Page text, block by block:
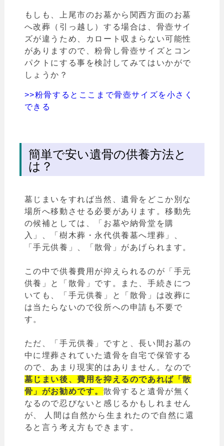
もしも、 上尾市のお墓から関西方面のお墓
へ改葬（引っ越し）する場合は、骨壺サイ
ズが違うため、カロート収まらない可能性
がありますので、粉骨し骨壺サイズとコン
パクトにする事を検討してみてはいかがで
しょうか？
>>粉骨するとここまで骨壺サイズを小さく
できる
簡単で安い遺骨の供養方法と
は？
墓じまいをすれば当然、遺骨をどこか別な
場所へ移動させる必要があります。移動先
の候補としては、「お墓や納骨堂を購
入」、「樹木葬・永代供養墓へ埋葬」、
「手元供養」、「散骨」があげられます。
この中で供養費用が抑えられるのが「手元
供養」と「散骨」です。また、手続きにつ
いても、「手元供養」と「散骨」は改葬に
は当たらないので役所への申請も不要で
す。
ただ、「手元供養」ですと、長い間お墓の
中に埋葬されていた遺骨を自宅で保管する
ので、あまり現実的はありません。なので
墓じまい後、費用を抑えるのであれば「散
骨」がお勧めです。 散骨すると遺骨が無く
なるので忍びないと感じるかもしれません
が、 人間は自然から生まれたので自然に還
ると言う考え方もできます。